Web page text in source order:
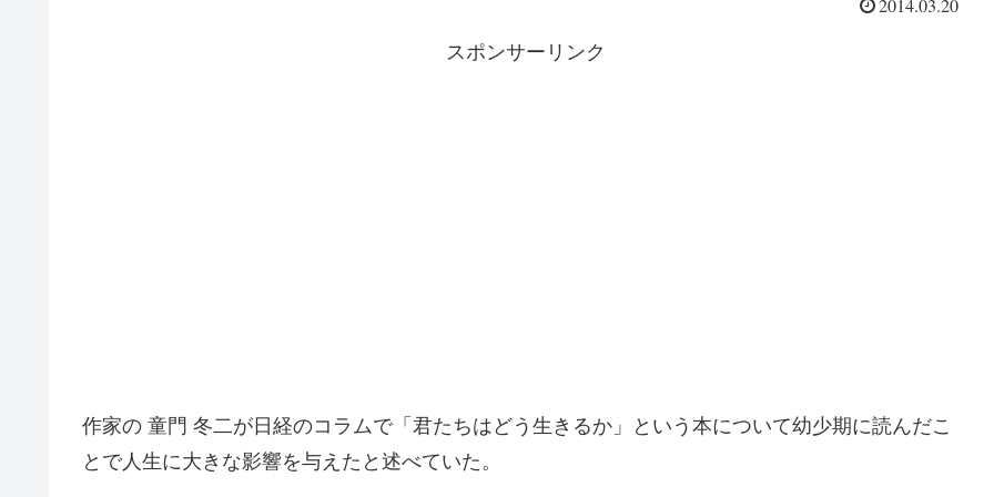
2014.03.20
スポンサーリンク
作家の 童門 冬二が日経のコラムで「君たちはどう生きるか」という本について幼少期に読んだこ
とで人生に大きな影響を与えたと述べていた。